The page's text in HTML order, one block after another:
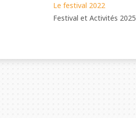
Le festival 2022
Festival et Activités 2025